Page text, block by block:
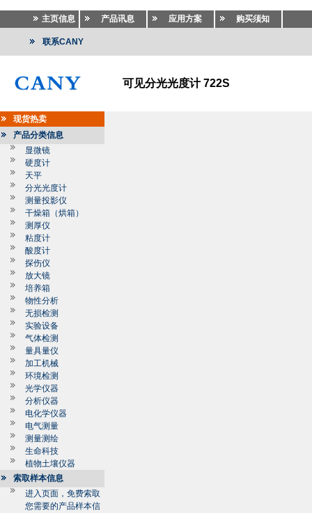
主页信息 产品讯息 应用方案 购买须知
联系CANY
可见分光光度计 722S
现货热卖
产品分类信息
显微镜
硬度计
天平
分光光度计
测量投影仪
干燥箱（烘箱）
测厚仪
粘度计
酸度计
探伤仪
放大镜
培养箱
物性分析
无损检测
实验设备
气体检测
量具量仪
加工机械
环境检测
光学仪器
分析仪器
电化学仪器
电气测量
测量测绘
生命科技
植物土壤仪器
索取样本信息
进入页面，免费索取
您需要的产品样本信